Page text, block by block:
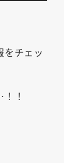
をチェッ
！